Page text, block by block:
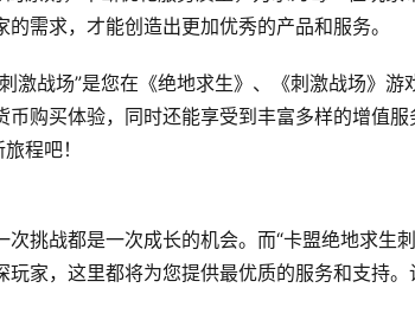
需求，才能创造出更加优秀的产品和服务。
激战场”是您在《绝地求生》、《刺激战场》游
购买体验，同时还能享受到丰富多样的增值
程吧！
挑战都是一次成长的机会。而“卡盟绝地求生
家，这里都将为您提供最优质的服务和支持